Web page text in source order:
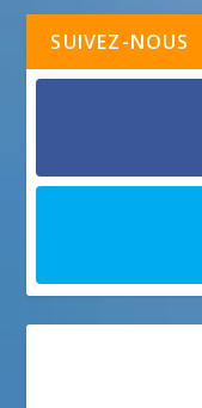
SUIVEZ-NOUS